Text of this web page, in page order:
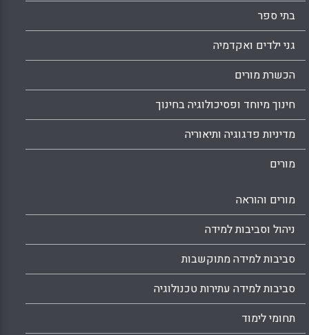
בתי ספר
גני ילדים ואקדמיה
הכשרת מורים
חינוך מיוחד ופסיכולוגיה בחינוך
מדיניות פדגוגיה ותיאוריה
מורים
מורים והוראה
ניהול וסביבות למידה
סביבות למידה מתוקשבות
סביבות למידה עתירות טכנולוגיה
תחומי לימוד